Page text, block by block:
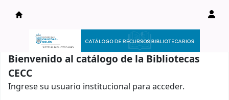
Catálogo en línea
Bienvenido al catálogo de la Bibliotecas
CECC
Ingrese su usuario institucional para acceder.